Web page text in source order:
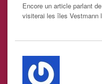
Encore un article parlant
visiterai les îles Vestmann